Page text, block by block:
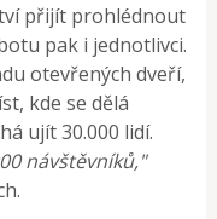
přijít prohlédnout
pak i jednotlivci.
otevřených dveří,
kde se dělá
ujít 30.000 lidí.
návštěvníků,"